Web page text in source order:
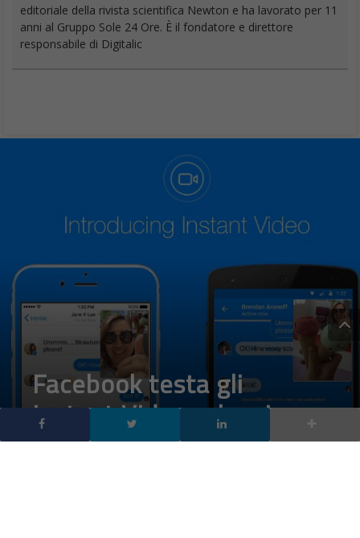
Facebook testa gli
Instant Videos che si
scaricano in Wi-Fi